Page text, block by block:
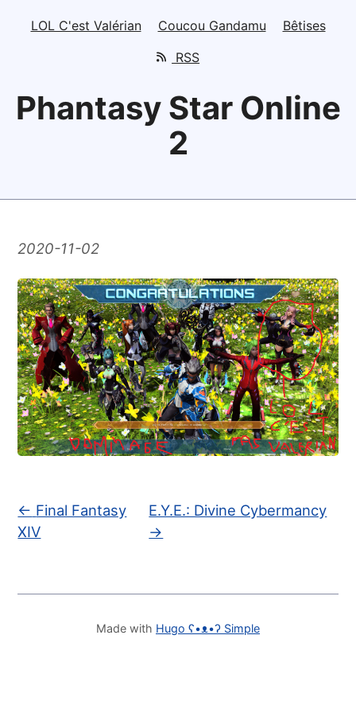
LOL C'est Valérian Coucou Gandamu
Bêtises
RSS
Phantasy Star Online
2
2020-11-02
← Final Fantasy
XIV
E.Y.E.: Divine Cybermancy
→
Made with Hugo ʕ•ᴥ•ʔ Simple